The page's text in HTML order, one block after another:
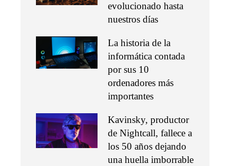
evolucionado hasta
nuestros días
La historia de la
informática contada
por sus 10
ordenadores más
importantes
Kavinsky, productor
de Nightcall, fallece a
los 50 años dejando
una huella imborrable